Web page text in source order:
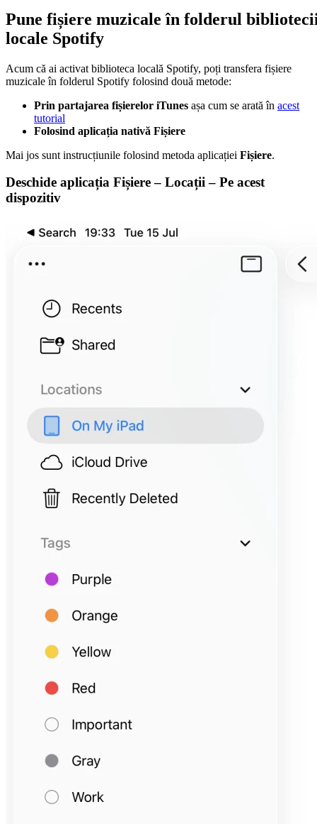
Pune fișiere muzicale în folderul
locale Spotify
Acum că ai activat biblioteca locală Spotify, poți transfera fișiere
muzicale în folderul Spotify folosind două metode:
Prin partajarea fișierelor iTunes așa cum se arată în acest
tutorial
Folosind aplicația nativă Fișiere
Mai jos sunt instrucțiunile folosind metoda aplicației Fișiere.
Deschide aplicația Fișiere – Locații – Pe acest
dispozitiv